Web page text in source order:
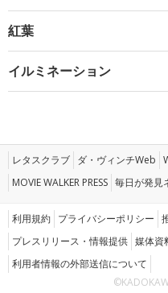
紅葉
イルミネーション
レタスクラブ ダ・ヴィンチWeb
MOVIE WALKER PRESS 毎日が発見
利用規約 プライバシーポリシー
プレスリリース・情報提供 媒体資
利用者情報の外部送信について